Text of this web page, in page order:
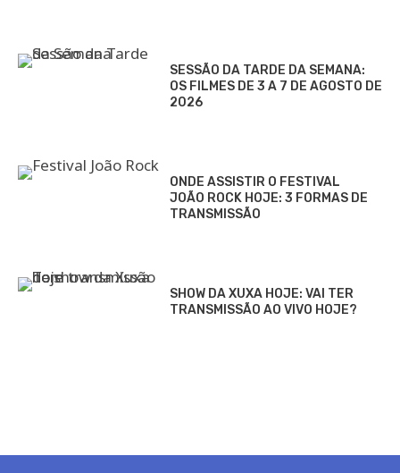
SESSÃO DA TARDE DA SEMANA:
OS FILMES DE 3 A 7 DE AGOSTO DE
2026
ONDE ASSISTIR O FESTIVAL
JOÃO ROCK HOJE: 3 FORMAS DE
TRANSMISSÃO
SHOW DA XUXA HOJE: VAI TER
TRANSMISSÃO AO VIVO HOJE?